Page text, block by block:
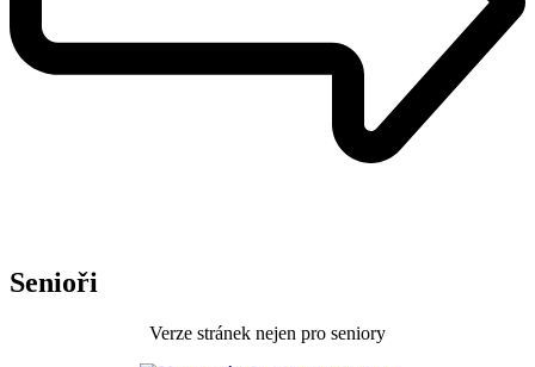
Senioři
Verze stránek nejen pro seniory